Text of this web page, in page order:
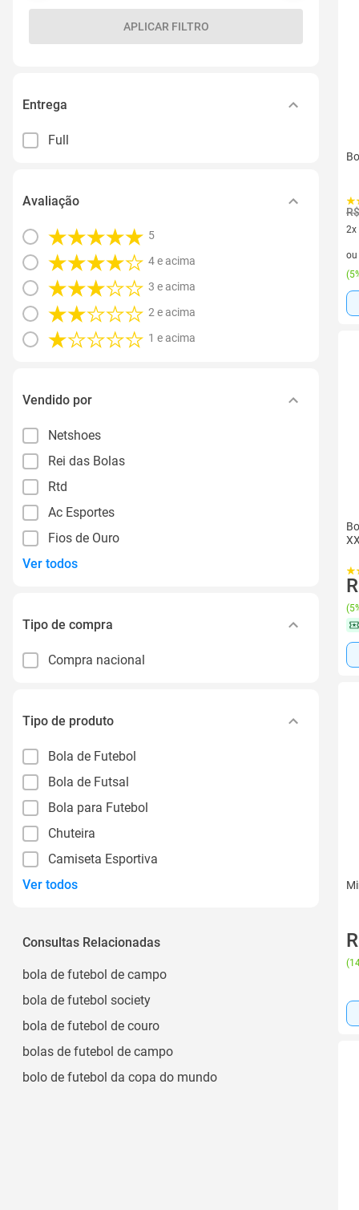
APLICAR FILTRO
Entrega
Full
Avaliação
5
4 e acima
3 e acima
2 e acima
1 e acima
Vendido por
Netshoes
Rei das Bolas
Rtd
Ac Esportes
Fios de Ouro
Ver todos
Tipo de compra
Compra nacional
Tipo de produto
Bola de Futebol
Bola de Futsal
Bola para Futebol
Chuteira
Camiseta Esportiva
Ver todos
Consultas Relacionadas
bola de futebol de campo
bola de futebol society
bola de futebol de couro
bolas de futebol de campo
bolo de futebol da copa do mundo
2x
2
ou
(
(
(